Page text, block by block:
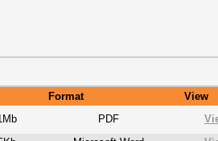
Format View
PDF